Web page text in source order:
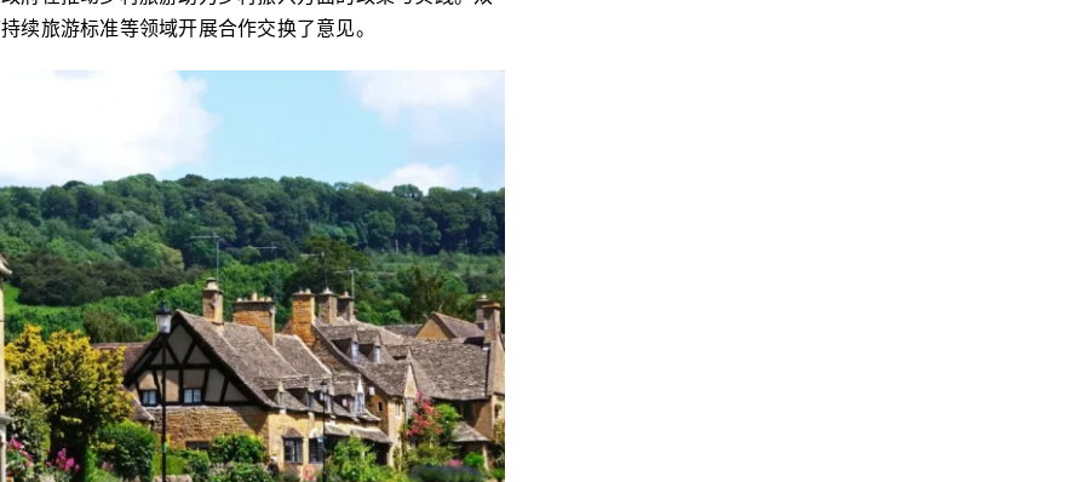
续旅游标准等领域开展合作交换了意见。